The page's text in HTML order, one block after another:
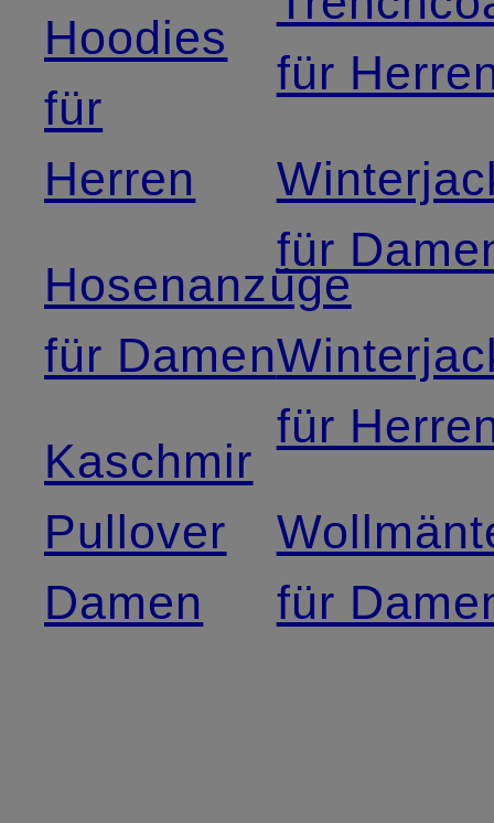
Hoodies
für
Herren
Hosenanzüge
für Damen
Kaschmir
Pullover
Damen
für
für
für
für